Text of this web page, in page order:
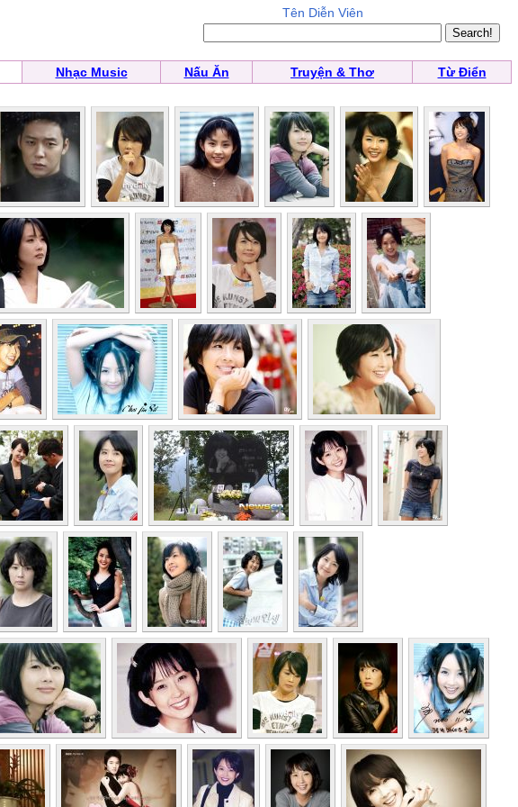
Tên Diễn Viên
Nhạc Music Nấu Ăn Truyện & Thơ Từ Điển